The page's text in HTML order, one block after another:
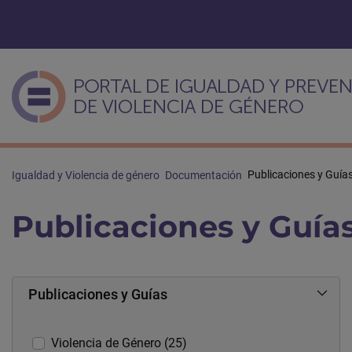
Igualdad y Violencia de género Documentación Publicaciones y
Publicaciones y
Publicaciones y Guías
Violencia de Género (25)